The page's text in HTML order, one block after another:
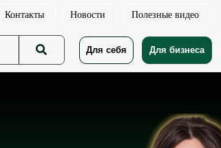
Контакты Новости Полезные видео
Для себя Для бизнеса